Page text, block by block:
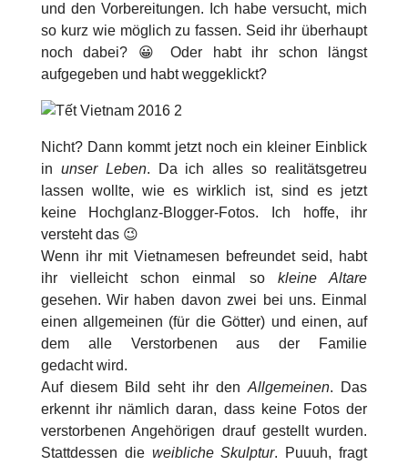
und den Vorbereitungen. Ich habe versucht, mich
so kurz wie möglich zu fassen. Seid ihr überhaupt
noch dabei? 😀 Oder habt ihr schon längst
aufgegeben und habt weggeklickt?
Nicht? Dann kommt jetzt noch ein kleiner Einblick
in unser Leben. Da ich alles so realitätsgetreu
lassen wollte, wie es wirklich ist, sind es jetzt
keine Hochglanz-Blogger-Fotos. Ich hoffe, ihr
versteht das 😉
Wenn ihr mit Vietnamesen befreundet seid, habt
ihr vielleicht schon einmal so kleine Altare
gesehen. Wir haben davon zwei bei uns. Einmal
einen allgemeinen (für die Götter) und einen, auf
dem alle Verstorbenen aus der Familie
gedacht wird.
Auf diesem Bild seht ihr denAllgemeinen. Das
erkennt ihr nämlich daran, dass keine Fotos der
verstorbenen Angehörigen drauf gestellt wurden.
Stattdessen die weibliche Skulptur. Puuuh, fragt